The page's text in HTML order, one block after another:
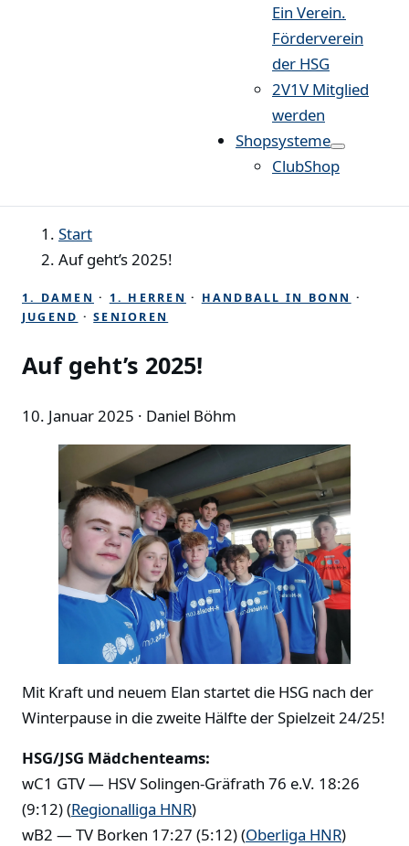
Ein Verein.
Förderverein
der HSG
2V1V Mitglied
werden
Shopsysteme
ClubShop
Start
Auf geht’s 2025!
1. DAMEN · 1. HERREN · HANDBALL IN BONN ·
JUGEND ·SENIOREN
Auf geht’s 2025!
10. Januar 2025 · Daniel Böhm
Mit Kraft und neuem Elan startet die HSG nach der
Winterpause in die zweite Hälfte der Spielzeit 24/25!
HSG/JSG Mädchenteams:
wC1 GTV — HSV Solingen-Gräfrath 76 e.V. 18:26
(9:12) (Regionalliga HNR)
wB2 — TV Borken 17:27 (5:12) (Oberliga HNR)